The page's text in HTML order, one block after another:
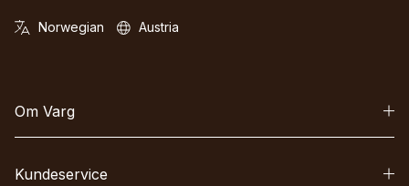
Om Varg
Kundeservice